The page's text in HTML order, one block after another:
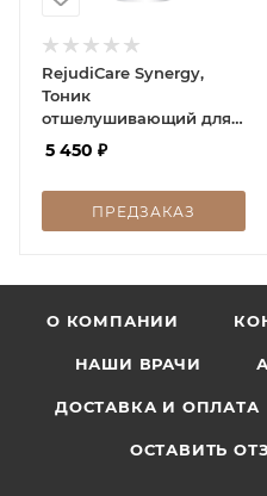
RejudiCare Synergy,
Тоник
отшелушивающий для
жирной кожи, Pore
5 450 ₽
ПРЕДЗАКАЗ
О КОМПАНИИ
НАШИ ВРАЧИ
ДОСТАВКА И ОПЛАТА
ОСТАВИТЬ